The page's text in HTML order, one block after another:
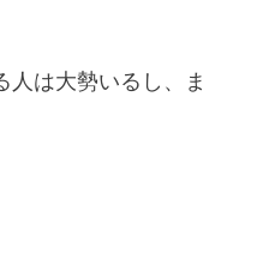
は大勢いるし、ま